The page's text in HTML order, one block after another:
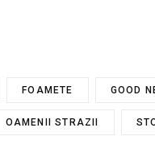
FOAMETE GOOD
OAMENII STRAZII